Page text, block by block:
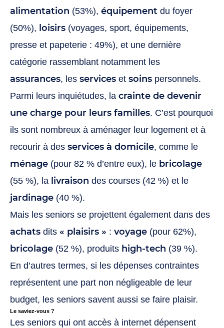
alimentation (53%), équipement du foyer
(50%), loisirs (voyages, sport, équipements,
presse et papeterie : 49%), et une dernière
catégorie rassemblant notamment les
assurances, les services et soins personnels.
Parmi leurs inquiétudes, la crainte de devenir
une charge pour leurs familles. C’est pourquoi
ils sont nombreux à aménager leur logement et à
recourir à des services à domicile, comme le
ménage (pour 82 % d’entre eux), le bricolage
(55 %), la livraison des courses (42 %) et le
jardinage (40 %).
Mais les seniors se projettent également dans des
achats dits « plaisirs » : voyage (pour 62%),
bricolage (52 %), produits high-tech (39 %).
En d’autres termes, si les dépenses contraintes
représentent une part non négligeable de leur
budget, les seniors savent aussi se faire plaisir.
Le saviez-vous ?
Les seniors qui ont accès à internet dépensent